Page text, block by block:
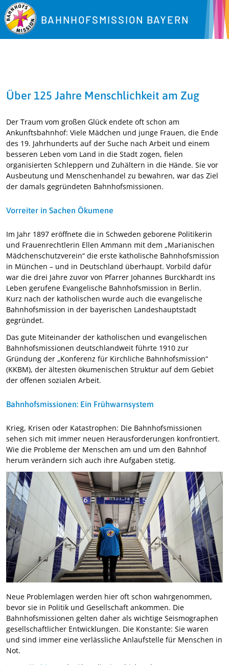
BAHNHOFSMISSION BAYERN
Über 125 Jahre Menschlichkeit am Zug
Der Traum vom großen Glück endete oft schon am
Ankunftsbahnhof: Viele Mädchen und junge Frauen, die Ende
des 19. Jahrhunderts auf der Suche nach Arbeit und einem
besseren Leben vom Land in die Stadt zogen, fielen
organisierten Schleppern und Zuhältern in die Hände. Sie vor
Ausbeutung und Menschenhandel zu bewahren, war das Ziel
der damals gegründeten Bahnhofsmissionen.
Vorreiter in Sachen Ökumene
Im Jahr 1897 eröffnete die in Schweden geborene Politikerin
und Frauenrechtlerin Ellen Ammann mit dem „Marianischen
Mädchenschutzverein“ die erste katholische Bahnhofsmission
in München – und in Deutschland überhaupt. Vorbild dafür
war die drei Jahre zuvor von Pfarrer Johannes Burckhardt ins
Leben gerufene Evangelische Bahnhofsmission in Berlin.
Kurz nach der katholischen wurde auch die evangelische
Bahnhofsmission in der bayerischen Landeshauptstadt
gegründet.
Das gute Miteinander der katholischen und evangelischen
Bahnhofsmissionen deutschlandweit führte 1910 zur
Gründung der „Konferenz für Kirchliche Bahnhofsmission“
(KKBM), der ältesten ökumenischen Struktur auf dem Gebiet
der offenen sozialen Arbeit.
Bahnhofsmissionen: Ein Frühwarnsystem
Krieg, Krisen oder Katastrophen: Die Bahnhofsmissionen
sehen sich mit immer neuen Herausforderungen konfrontiert.
Wie die Probleme der Menschen am und um den Bahnhof
herum verändern sich auch ihre Aufgaben stetig.
Neue Problemlagen werden hier oft schon wahrgenommen,
bevor sie in Politik und Gesellschaft ankommen. Die
Bahnhofsmissionen gelten daher als wichtige Seismographen
gesellschaftlicher Entwicklungen. Die Konstante: Sie waren
und sind immer eine verlässliche Anlaufstelle für Menschen in
Not.